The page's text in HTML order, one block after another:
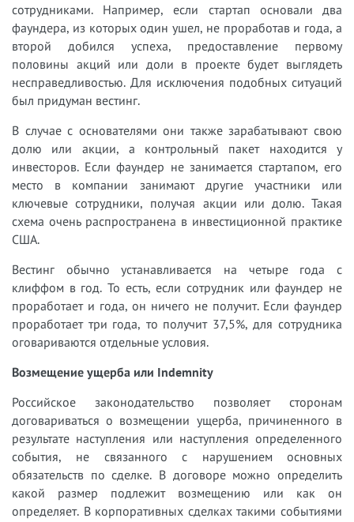
сотрудниками. Например, если стартап основали два
фаундера, из которых один ушел, не проработав и года, а
второй добился успеха, предоставление первому
половины акций или доли в проекте будет выглядеть
несправедливостью. Для исключения подобных ситуаций
был придуман вестинг.
В случае с основателями они также зарабатывают свою
долю или акции, а контрольный пакет находится у
инвесторов. Если фаундер не занимается стартапом, его
место в компании занимают другие участники или
ключевые сотрудники, получая акции или долю. Такая
схема очень распространена в инвестиционной практике
США.
Вестинг обычно устанавливается на четыре года с
клиффом в год. То есть, если сотрудник или фаундер не
проработает и года, он ничего не получит. Если фаундер
проработает три года, то получит 37,5%, для сотрудника
оговариваются отдельные условия.
Возмещение ущерба или Indemnity
Российское законодательство позволяет сторонам
договариваться о возмещении ущерба, причиненного в
результате наступления или наступления определенного
события, не связанного с нарушением основных
обязательств по сделке. В договоре можно определить
какой размер подлежит возмещению или как он
определяет. В корпоративных сделках такими событиями